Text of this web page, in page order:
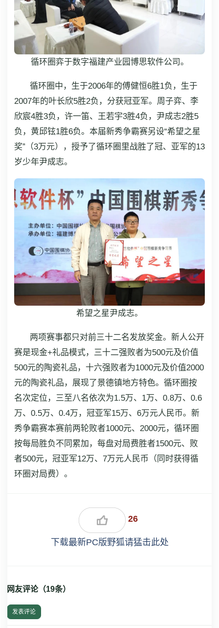
循环圈弈于数字福建产业园博思软件公司。
循环圈中，生于2006年的傅健恒6胜1负，生于
2007年的叶长欣5胜2负，分获冠亚军。周子弈、李
欣宸4胜3负，许一笛、王若宇3胜4负，尹成志2胜5
负，黄邱铉1胜6负。本届新秀争霸赛另设“希望之星
奖”（3万元），授予了循环圈里战胜了冠、亚军的13
岁少年尹成志。
希望之星尹成志。
两项赛事都只对前三十二名发放奖金。新人公开
赛是现金+礼品模式，三十二强败者为500元及价值
500元的陶瓷礼品，十六强败者为1000元及价值2000
元的陶瓷礼品，展现了景德镇地方特色。循环圈按
名次定位，三至八名依次为1.5万、1万、0.8万、0.6
万、0.5万、0.4万，冠亚军15万、6万元人民币。新
秀争霸赛本赛前两轮败者1000元、2000元，循环圈
按每局胜负不同累加，每盘对局费胜者1500元、败
者500元，冠亚军12万、7万元人民币（同时获得循
环圈对局费）。
26
下载最新PC版野狐请猛击此处
网友评论（19条）
发表评论